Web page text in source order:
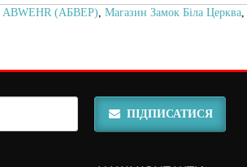
ABWEHR (АБВЕР), Магазин Замок Біла Церква,
ПІДПИСАТИСЯ